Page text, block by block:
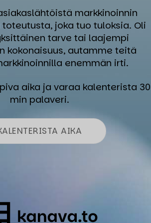
markkinoinnin
joka tuo tuloksia. Oli
tarve tai laajempi
kokonaisuus, autamme teitä
enemmän irti.
aika ja varaa kalenterista 30
min palaveri.
AIKA